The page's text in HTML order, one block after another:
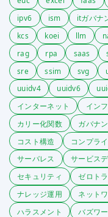
ipv6
ism itガバナ
kcs
koei llm
rag
rpa saas
sre
ssim svg
uuidv4
uuidv6
インターネット
イン
カリー化関数
ガバナ
コスト構造
コンプラ
サーバレス
サービス
セキュリティ
ゼロト
ナレッジ運用
ネット
ハラスメント
バズワ